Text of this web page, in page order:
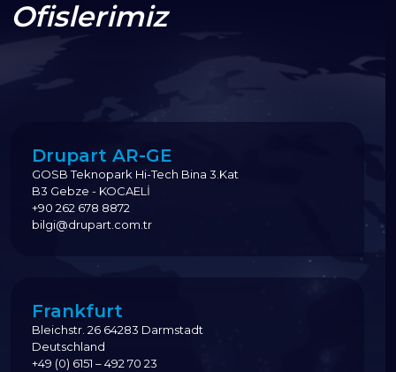
Ofislerimiz
Drupart AR-GE
GOSB Teknopark Hi-Tech Bina 3.Kat
B3 Gebze - KOCAELİ
+90 262 678 8872
bilgi@drupart.com.tr
Frankfurt
Bleichstr. 26 64283 Darmstadt
Deutschland
+49 (0) 6151 – 492 70 23